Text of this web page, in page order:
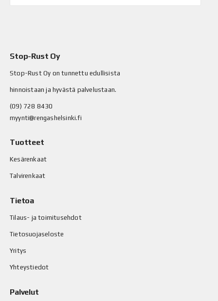
Stop-Rust Oy
Stop-Rust Oy on tunnettu edullisista
hinnoistaan ja hyvästä palvelustaan.
(09) 728 8430
myynti@rengashelsinki.fi
Tuotteet
Kesärenkaat
Talvirenkaat
Tietoa
Tilaus- ja toimitusehdot
Tietosuojaseloste
Yritys
Yhteystiedot
Palvelut